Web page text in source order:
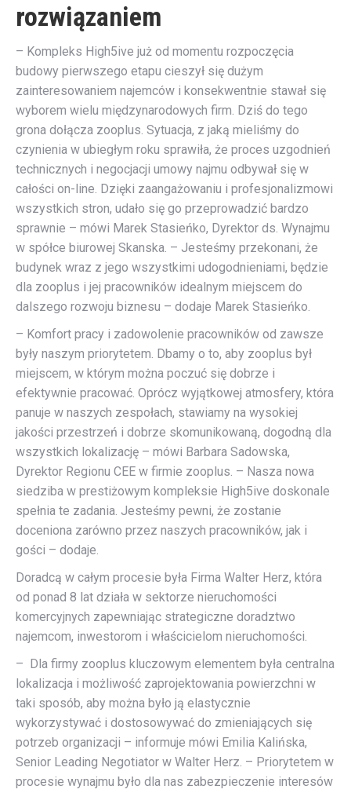
rozwiązaniem
– Kompleks High5ive już od momentu rozpoczęcia
budowy pierwszego etapu cieszył się dużym
zainteresowaniem najemców i konsekwentnie stawał się
wyborem wielu międzynarodowych firm. Dziś do tego
grona dołącza zooplus. Sytuacja, z jaką mieliśmy do
czynienia w ubiegłym roku sprawiła, że proces uzgodnień
technicznych i negocjacji umowy najmu odbywał się w
całości on-line. Dzięki zaangażowaniu i profesjonalizmowi
wszystkich stron, udało się go przeprowadzić bardzo
sprawnie – mówi Marek Stasieńko, Dyrektor ds. Wynajmu
w spółce biurowej Skanska. – Jesteśmy przekonani, że
budynek wraz z jego wszystkimi udogodnieniami, będzie
dla zooplus i jej pracowników idealnym miejscem do
dalszego rozwoju biznesu – dodaje Marek Stasieńko.
– Komfort pracy i zadowolenie pracowników od zawsze
były naszym priorytetem. Dbamy o to, aby zooplus był
miejscem, w którym można poczuć się dobrze i
efektywnie pracować. Oprócz wyjątkowej atmosfery, która
panuje w naszych zespołach, stawiamy na wysokiej
jakości przestrzeń i dobrze skomunikowaną, dogodną dla
wszystkich lokalizację – mówi Barbara Sadowska,
Dyrektor Regionu CEE w firmie zooplus. – Nasza nowa
siedziba w prestiżowym kompleksie High5ive doskonale
spełnia te zadania. Jesteśmy pewni, że zostanie
doceniona zarówno przez naszych pracowników, jak i
gości – dodaje.
Doradcą w całym procesie była Firma Walter Herz, która
od ponad 8 lat działa w sektorze nieruchomości
komercyjnych zapewniając strategiczne doradztwo
najemcom, inwestorom i właścicielom nieruchomości.
– Dla firmy zooplus kluczowym elementem była centralna
lokalizacja i możliwość zaprojektowania powierzchni w
taki sposób, aby można było ją elastycznie
wykorzystywać i dostosowywać do zmieniających się
potrzeb organizacji – informuje mówi Emilia Kalińska,
Senior Leading Negotiator w Walter Herz. – Priorytetem w
procesie wynajmu było dla nas zabezpieczenie interesów